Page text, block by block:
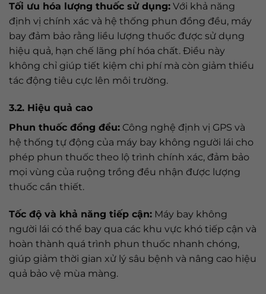
Tối ưu hóa lượng thuốc sử dụng: Với khả năng
định vị chính xác và hệ thống phun đồng đều, máy
bay đảm bảo rằng liều lượng thuốc được sử dụng
hiệu quả, hạn chế lãng phí hóa chất. Điều này
không chỉ giúp tiết kiệm chi phí mà còn giảm thiểu
tác động tiêu cực lên môi trường.
3.2. Hiệu quả cao
Phun thuốc đồng đều: Công nghệ định vị GPS và
hệ thống tự động của máy bay không người lái cho
phép phun thuốc theo lộ trình chính xác, đảm bảo
mọi vùng của ruộng trồng đều nhận được lượng
thuốc cần thiết.
Tốc độ và khả năng tiếp cận: Máy bay không
người lái có thể bay qua các khu vực khó tiếp cận và
hoàn thành quá trình phun thuốc nhanh chóng,
giúp giảm thời gian xử lý sâu bệnh và nâng cao hiệu
quả bảo vệ mùa màng.